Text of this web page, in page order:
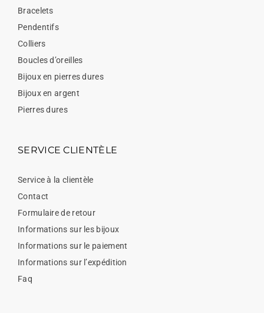
Bracelets
Pendentifs
Colliers
Boucles d’oreilles
Bijoux en pierres dures
Bijoux en argent
Pierres dures
SERVICE CLIENTÈLE
Service à la clientèle
Contact
Formulaire de retour
Informations sur les bijoux
Informations sur le paiement
Informations sur l’expédition
Faq